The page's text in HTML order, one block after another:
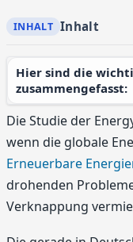
Inhalt
Hier sind die wichtigsten Ergebnisse der Studie
zusammengefasst:
Die Studie der
wenn die globale
Erneuerbare
drohenden
Verknappung